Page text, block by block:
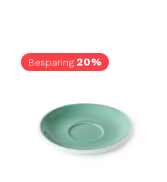
Besparing 20%